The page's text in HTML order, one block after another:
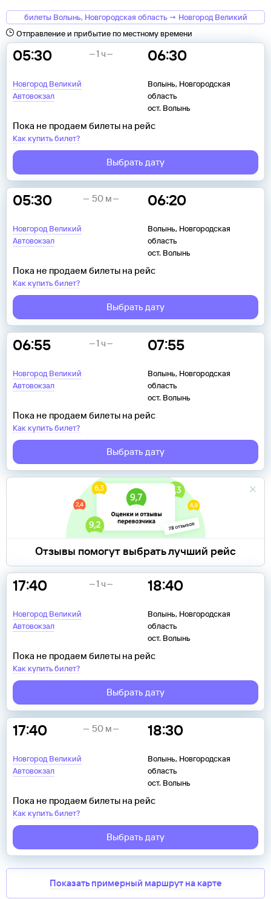
билеты Волынь, Новгородская область → Новгород Великий
Отправление и прибытие по местному времени
05:30
Новгород Великий
Автовокзал
06:30
Волынь, Новгородская
область
ост. Волынь
1 ч
Пока не продаем билеты на рейс
Как купить билет?
Выбрать дату
05:30
Новгород Великий
Автовокзал
06:20
Волынь, Новгородская
область
ост. Волынь
50 м
Пока не продаем билеты на рейс
Как купить билет?
Выбрать дату
06:55
Новгород Великий
Автовокзал
07:55
Волынь, Новгородская
область
ост. Волынь
1 ч
Пока не продаем билеты на рейс
Как купить билет?
Выбрать дату
Отзывы помогут выбрать лучший рейс
17:40
Новгород Великий
Автовокзал
18:40
Волынь, Новгородская
область
ост. Волынь
1 ч
Пока не продаем билеты на рейс
Как купить билет?
Выбрать дату
17:40
Новгород Великий
Автовокзал
18:30
Волынь, Новгородская
область
ост. Волынь
50 м
Пока не продаем билеты на рейс
Как купить билет?
Выбрать дату
Показать примерный маршрут на карте